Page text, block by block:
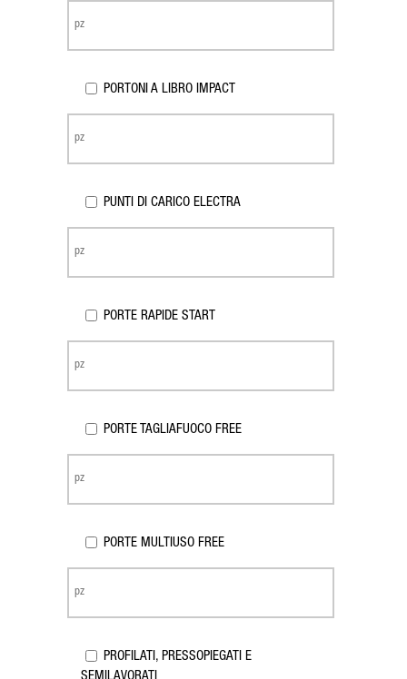
PORTONI A LIBRO IMPACT
PUNTI DI CARICO ELECTRA
PORTE RAPIDE START
PORTE TAGLIAFUOCO FREE
PORTE MULTIUSO FREE
PROFILATI, PRESSOPIEGATI E